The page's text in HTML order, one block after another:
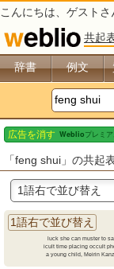
こんにちは、 ゲスト さ
共起
辞書 例文
「feng shui」の共起
1語右で並び替え
1語右で並び替え
luck she can muster to
icult time placing occult
a young child, Meirin